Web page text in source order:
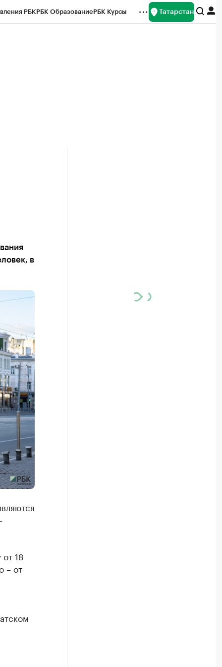
РБКРБК ОбразованиеРБК Курсы Татарстан
в
18
– от